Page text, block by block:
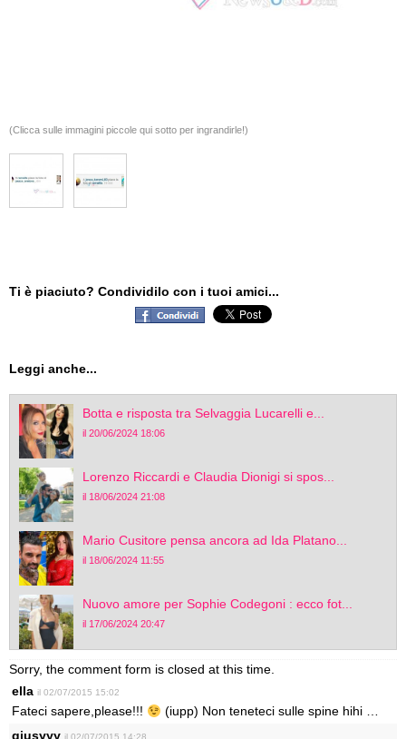
(Clicca sulle immagini piccole qui sotto per ingrandirle!)
Ti è piaciuto? Condividilo con i tuoi amici...
Leggi anche...
Botta e risposta tra Selvaggia Lucarelli e...
il 20/06/2024 18:06
Lorenzo Riccardi e Claudia Dionigi si spos...
il 18/06/2024 21:08
Mario Cusitore pensa ancora ad Ida Platano...
il 18/06/2024 11:55
Nuovo amore per Sophie Codegoni : ecco fot...
il 17/06/2024 20:47
Sorry, the comment form is closed at this time.
ella il 02/07/2015 15:02
Fateci sapere,please!!!
(iupp) Non teneteci sulle spine hihi …
giusyyy il 02/07/2015 14:28